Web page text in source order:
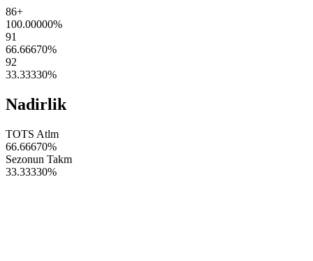
86+
100.00000%
91
66.66670%
92
33.33330%
Nadirlik
TOTS Atlm
66.66670%
Sezonun Takm
33.33330%